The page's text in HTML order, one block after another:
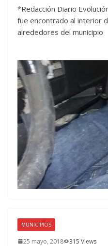
*Redacción Diario
fue encontrado al interior
alrededores del municipio
MUNICIPIOS
25 mayo, 2018 315 Views